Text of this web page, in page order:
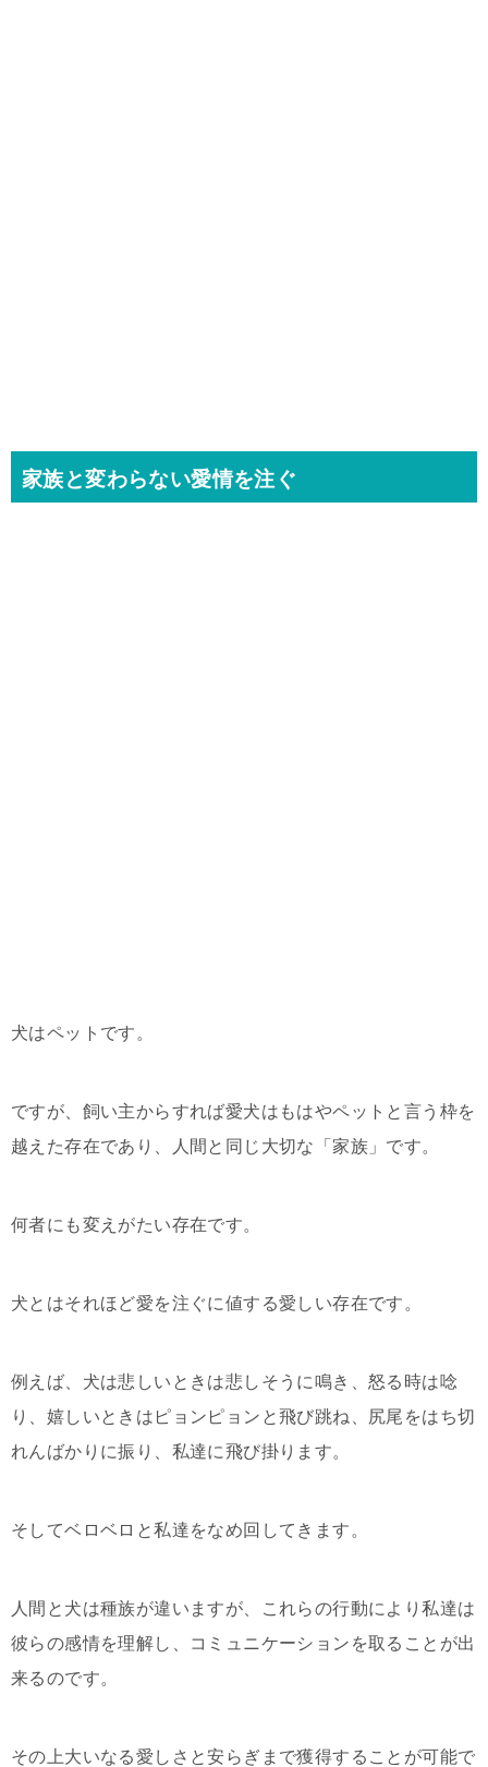
家族と変わらない愛情を注ぐ
犬はペットです。
ですが、飼い主からすれば愛犬はもはやペットと言う枠を
越えた存在であり、人間と同じ大切な「家族」です。
何者にも変えがたい存在です。
犬とはそれほど愛を注ぐに値する愛しい存在です。
例えば、犬は悲しいときは悲しそうに鳴き、怒る時は唸
り、嬉しいときはピョンピョンと飛び跳ね、尻尾をはち切
れんばかりに振り、私達に飛び掛ります。
そしてベロベロと私達をなめ回してきます。
人間と犬は種族が違いますが、これらの行動により私達は
彼らの感情を理解し、コミュニケーションを取ることが出
来るのです。
その上大いなる愛しさと安らぎまで獲得することが可能で